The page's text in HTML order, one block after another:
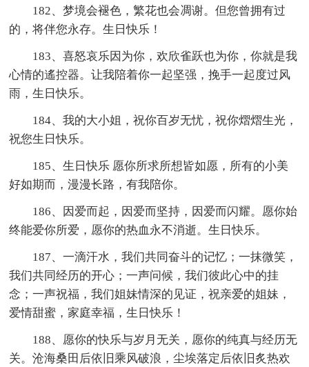
182、梦境会褪色，繁花也会凋谢。但您曾拥有过
的，将伴您永存。生日快乐！
183、喜怒哀乐因为你，欢欣雀跃也为你，你就是我
心情的遙控器。让我陪着你一起坚强，挽手一起度过风
雨，生日快乐。
184、我的大小姐，祝你百岁无忧，祝你熠熠生光，
祝您生日快乐。
185、生日快乐 愿你所求所想皆如愿，所有的小美
好如期而，漫漫长路，有我陪你。
186、因爱而起，因爱而坚持，因爱而闪耀。愿你始
终能爱你所爱，愿你的热血永不消逝。生日快乐。
187、一滴汗水，我们共同奋斗的记忆；一抹微笑，
我们共同经历的开心；一声问候，我们彼此心中的挂
念；一声祝福，我们姐妹情深的见证，祝亲爱的姐妹，
爱情甜蜜，家庭幸福，生日快乐！
188、愿你的快乐与岁月无关，愿你的纯真与经历无
关。沧海桑田后依旧乘风破浪，尘埃落定后依旧炙热欢